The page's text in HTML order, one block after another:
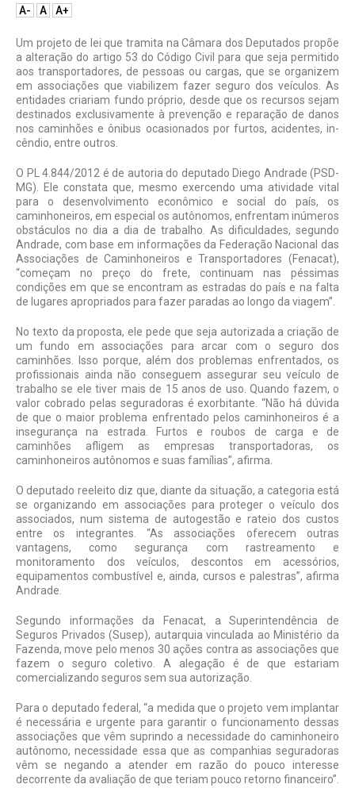
A- A A+
Um projeto de lei que tramita na Câmara dos Deputados propõe
a alteração do artigo 53 do Código Civil para que seja permitido
aos transpor­tadores, de pessoas ou cargas, que se orga­nizem
em associações que viabilizem fazer seguro dos veículos. As
entidades criariam fundo próprio, desde que os recursos sejam
destinados exclusivamente à prevenção e reparação de danos
nos caminhões e ôni­bus ocasionados por furtos, acidentes, in­
cêndio, entre outros.
O PL 4.844/2012 é de autoria do deputado Diego Andrade (PSD-
MG). Ele constata que, mesmo exercendo uma ati­vidade vital
para o desenvolvimento eco­nômico e social do país, os
caminhoneiros, em especial os autônomos, enfrentam inúmeros
obstáculos no dia a dia de tra­balho. As dificuldades, segundo
Andrade, com base em informações da Federação Nacional das
Associações de Caminho­neiros e Transportadores (Fenacat),
“co­meçam no preço do frete, continuam nas péssimas
condições em que se encontram as estradas do país e na falta
de lugares apropriados para fazer paradas ao longo da viagem”.
No texto da proposta, ele pede que seja autorizada a criação de
um fundo em associações para arcar com o seguro dos
caminhões. Isso porque, além dos proble­mas enfrentados, os
profissionais ainda não conseguem assegurar seu veículo de
trabalho se ele tiver mais de 15 anos de uso. Quando fazem, o
valor cobrado pelas seguradoras é exorbitante. “Não há dúvida
de que o maior problema enfrentado pelos caminhoneiros é a
insegurança na estrada. Furtos e roubos de carga e de
caminhões afligem as empresas transportadoras, os
caminhoneiros autônomos e suas famí­lias”, afirma.
O deputado reeleito diz que, diante da situação, a categoria está
se organi­zando em associações para proteger o veículo dos
associados, num sistema de autogestão e rateio dos custos
entre os integrantes. “As associações oferecem ou­tras
vantagens, como segurança com ras­treamento e
monitoramento dos veículos, descontos em acessórios,
equipamentos combustível e, ainda, cursos e palestras”, afirma
Andrade.
Segundo informações da Fenacat, a Superintendência de
Seguros Privados (Su­sep), autarquia vinculada ao Ministério da
Fazenda, move pelo menos 30 ações contra as associações que
fazem o seguro coleti­vo. A alegação é de que estariam
comercia­lizando seguros sem sua autorização.
Para o deputado federal, “a medida que o projeto vem implantar
é necessária e urgente para garantir o funcionamento dessas
associações que vêm suprindo a necessidade do caminhoneiro
autônomo, necessidade essa que as companhias se­guradoras
vêm se negando a atender em razão do pouco interesse
decorrente da avaliação de que teriam pouco retorno financeiro”.